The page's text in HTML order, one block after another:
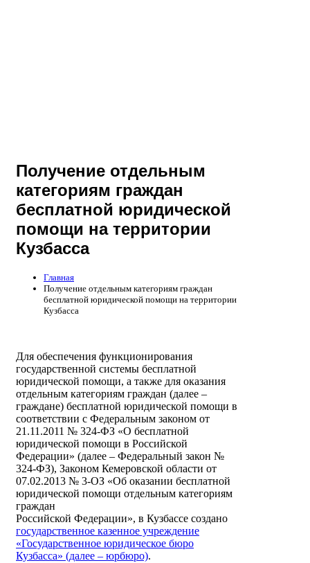
Получение отдельным
категориям граждан
бесплатной юридической
помощи на территории
Кузбасса
Главная
Получение отдельным категориям граждан
бесплатной юридической помощи на территории
Кузбасса
Для обеспечения функционирования
государственной системы бесплатной
юридической помощи, а также для оказания
отдельным категориям граждан (далее –
граждане) бесплатной юридической помощи в
соответствии с Федеральным законом от
21.11.2011 № 324-ФЗ «О бесплатной
юридической помощи в Российской
Федерации» (далее – Федеральный закон №
324-ФЗ), Законом Кемеровской области от
07.02.2013 № 3-ОЗ «Об оказании бесплатной
юридической помощи отдельным категориям
граждан
Российской Федерации», в Кузбассе создано
государственное казенное учреждение
«Государственное юридическое бюро
Кузбасса» (далее – юрбюро).